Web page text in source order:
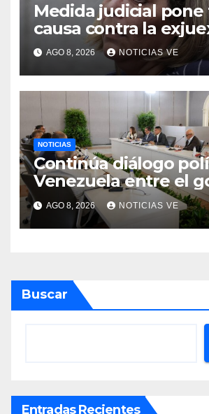
Medida judicial pone
causa contra la
AGO 8, 2026 NOTICIAS VE
NOTICIAS
Continúa diálogo
Venezuela entre el
y la oposición
AGO 8, 2026 NOTICIAS VE
Buscar
Entradas Recientes